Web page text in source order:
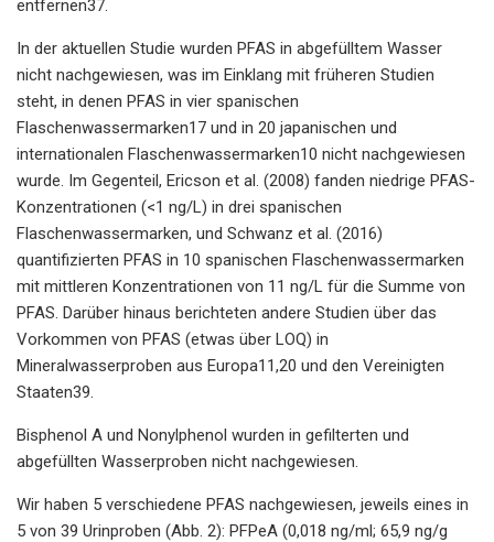
entfernen37.
In der aktuellen Studie wurden PFAS in abgefülltem Wasser
nicht nachgewiesen, was im Einklang mit früheren Studien
steht, in denen PFAS in vier spanischen
Flaschenwassermarken17 und in 20 japanischen und
internationalen Flaschenwassermarken10 nicht nachgewiesen
wurde. Im Gegenteil, Ericson et al. (2008) fanden niedrige PFAS-
Konzentrationen (<1 ng/L) in drei spanischen
Flaschenwassermarken, und Schwanz et al. (2016)
quantifizierten PFAS in 10 spanischen Flaschenwassermarken
mit mittleren Konzentrationen von 11 ng/L für die Summe von
PFAS. Darüber hinaus berichteten andere Studien über das
Vorkommen von PFAS (etwas über LOQ) in
Mineralwasserproben aus Europa11,20 und den Vereinigten
Staaten39.
Bisphenol A und Nonylphenol wurden in gefilterten und
abgefüllten Wasserproben nicht nachgewiesen.
Wir haben 5 verschiedene PFAS nachgewiesen, jeweils eines in
5 von 39 Urinproben (Abb. 2): PFPeA (0,018 ng/ml; 65,9 ng/g